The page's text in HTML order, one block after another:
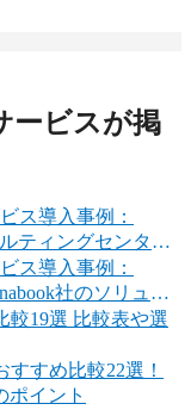
ービスが掲
ス導入事例：
ティングセンター
務効率化を実
する広告会社に
ス導入事例：
社のソリュー
Dynabook ×
現実解とDifyの可
較19選 比較表や選
すめ比較22選！
ポイント